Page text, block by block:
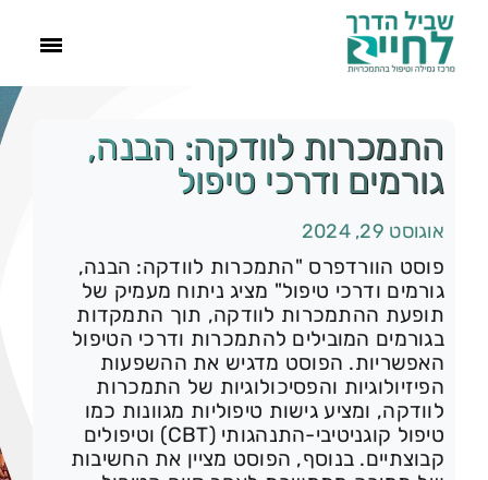
הסיפור שלנו
התמכרויות
תהליך הגמילה
עוד
צור קשר
התמכרות לוודקה: הבנה,
גורמים ודרכי טיפול
אוגוסט 29, 2024
פוסט הוורדפרס "התמכרות לוודקה: הבנה,
גורמים ודרכי טיפול" מציג ניתוח מעמיק של
תופעת ההתמכרות לוודקה, תוך התמקדות
בגורמים המובילים להתמכרות ודרכי הטיפול
האפשריות. הפוסט מדגיש את ההשפעות
הפיזיולוגיות והפסיכולוגיות של התמכרות
לוודקה, ומציע גישות טיפוליות מגוונות כמו
טיפול קוגניטיבי-התנהגותי (CBT) וטיפולים
קבוצתיים. בנוסף, הפוסט מציין את החשיבות